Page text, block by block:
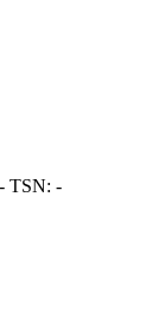
TSN: -